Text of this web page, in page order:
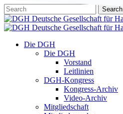
Skip
to
main
Search
Close
Search
Menu
Die DGH
Die DGH
Vorstand
Leitlinien
DGH-Kongress
Kongress-Archiv
Video-Archiv
Mitgliedschaft